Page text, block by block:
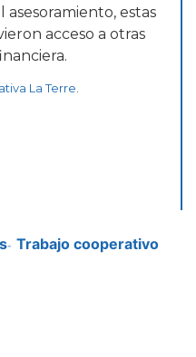
asesoramiento, estas
acceso a otras
La Terre
- Trabajo cooperativo